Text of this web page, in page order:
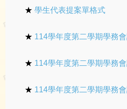
★學生代表提案單格式
★ 114學年度第二學期學務
★ 114學年度第二學期學務
★ 114學年度第二學期學務